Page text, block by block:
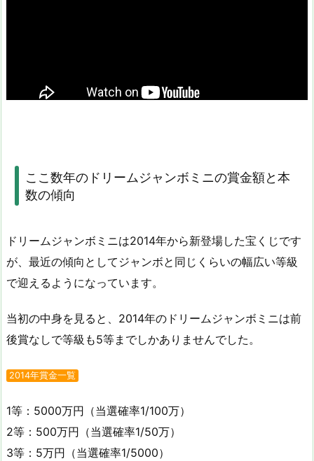
ここ数年のドリームジャンボミニの賞金額と本
数の傾向
ドリームジャンボミニは2014年から新登場した宝くじです
が、最近の傾向としてジャンボと同じくらいの幅広い等級
で迎えるようになっています。
当初の中身を見ると、2014年のドリームジャンボミニは前
後賞なしで等級も5等までしかありませんでした。
2014年賞金一覧
1等：5000万円（当選確率1/100万）
2等：500万円（当選確率1/50万）
3等：5万円（当選確率1/5000）